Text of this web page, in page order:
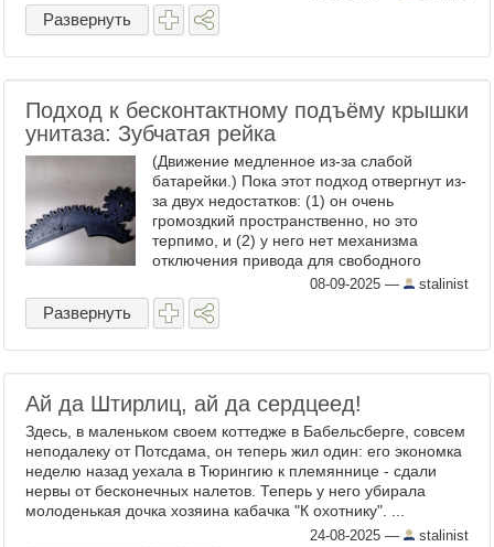
Развернуть
Подход к бесконтактному подъёму крышки
унитаза: Зубчатая рейка
(Движение медленное из-за слабой
батарейки.) Пока этот подход отвергнут из-
за двух недостатков: (1) он очень
громоздкий пространственно, но это
терпимо, и (2) у него нет механизма
отключения привода для свободного
движения; если пользователь захочет
двигать крышку вручную -- это приведёт ...
08-09-2025 — stalinist
Развернуть
Ай да Штирлиц, ай да сердцеед!
Здесь, в маленьком своем коттедже в Бабельсберге, совсем
неподалеку от Потсдама, он теперь жил один: его экономка
неделю назад уехала в Тюрингию к племяннице - сдали
нервы от бесконечных налетов. Теперь у него убирала
молоденькая дочка хозяина кабачка "К охотнику". ...
24-08-2025 — stalinist